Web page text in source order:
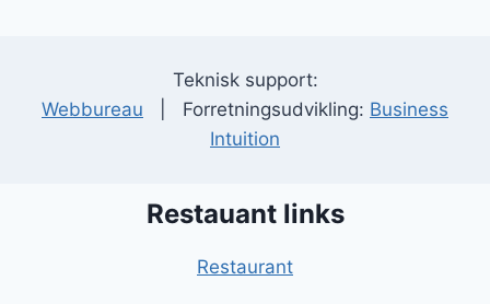
Teknisk support:
Webbureau | Forretningsudvikling: Business
Intuition
Restauant links
Restaurant